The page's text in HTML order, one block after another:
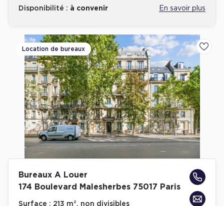
Disponibilité : à convenir En savoir plus
Location de bureaux
Bureaux A Louer
174 Boulevard Malesherbes 75017 Paris
Surface : 213 m², non divisibles